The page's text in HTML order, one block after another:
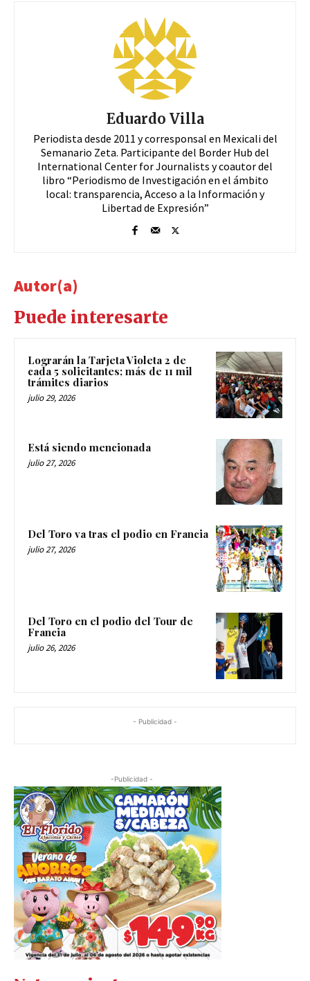
Eduardo Villa
Periodista desde 2011 y corresponsal en Mexicali del
Semanario Zeta. Participante del Border Hub del
International Center for Journalists y coautor del
libro “Periodismo de Investigación en el ámbito
local: transparencia, Acceso a la Información y
Libertad de Expresión”
Autor(a)
Puede interesarte
Lograrán la Tarjeta Violeta 2 de
cada 5 solicitantes; más de 11 mil
trámites diarios
julio 29, 2026
Está siendo mencionada
julio 27, 2026
Del Toro va tras el podio en Francia
julio 27, 2026
Del Toro en el podio del Tour de
Francia
julio 26, 2026
- Publicidad -
-Publicidad -